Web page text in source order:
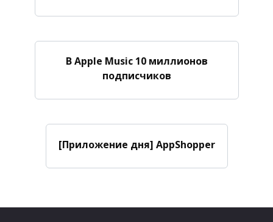
В Apple Music 10 миллионов
подписчиков
[Приложение дня] AppShopper